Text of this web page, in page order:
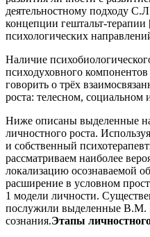
деятельностному подходу
концепции гештальт-терапии
психологических
Наличие
психодуховного
говорить о трёх
роста: телесном, социальном
Ниже описаны выделенные
личностного роста.
и собственный
рассматриваем наиболее
локализацию осознаваемой
расширение в условном
1 модели личности.
послужили выделенные В.М.
сознания.Этапы